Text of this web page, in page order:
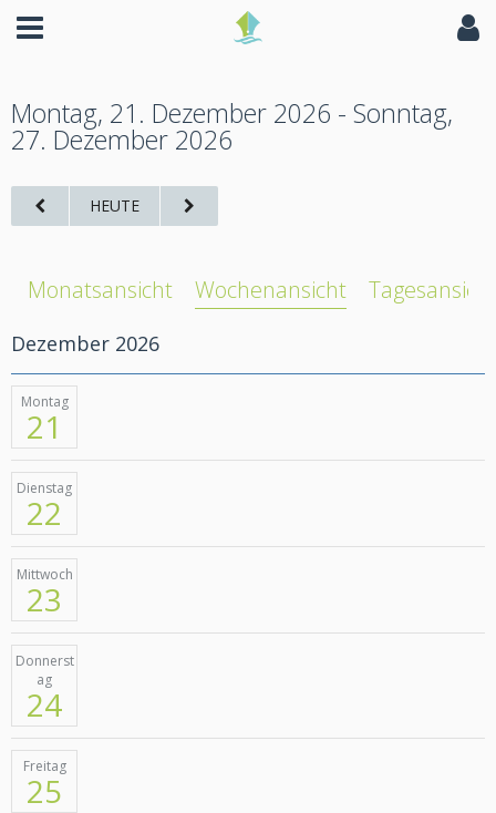
Montag, 21. Dezember 2026 - Sonntag,
27. Dezember 2026
HEUTE
Monatsansicht Wochenansicht Tagesansicht
Dezember 2026
Montag
21
Dienstag
22
Mittwoch
23
Donnerst
ag
24
Freitag
25